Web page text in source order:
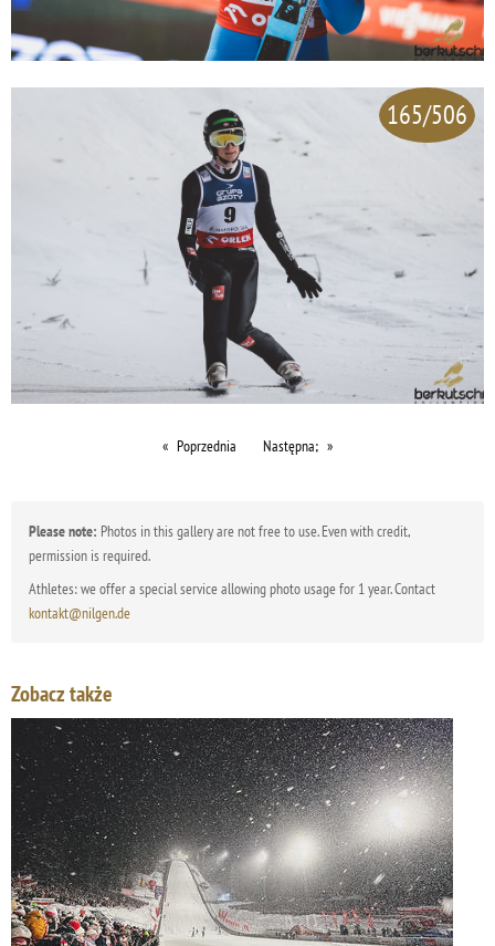
165/506
Poprzednia Następna;
Please note: Photos in this gallery are not free to use. Even with credit,
permission is required.
Athletes: we offer a special service allowing photo usage for 1 year. Contact
kontakt@nilgen.de
Zobacz także